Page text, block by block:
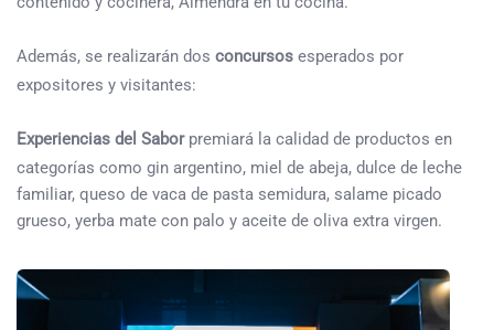
Además, se realizarán dos concursos esperados por
expositores y visitantes:
Experiencias del Saborpremiará la calidad de productos en
categorías como gin argentino, miel de abeja, dulce de leche
familiar, queso de vaca de pasta semidura, salame picado
grueso, yerba mate con palo y aceite de oliva extra virgen.